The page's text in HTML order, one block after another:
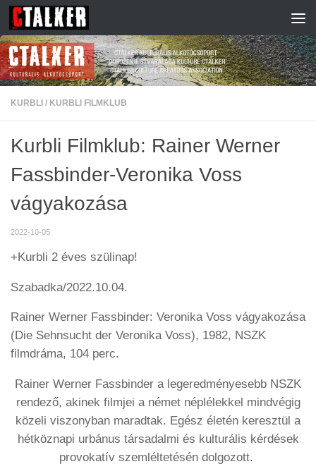
Skip to content
KURBLI / KURBLI FILMKLUB
Kurbli Filmklub: Rainer Werner
Fassbinder-Veronika Voss
vágyakozása
2022-10-05
+Kurbli 2 éves szülinap!
Szabadka/2022.10.04.
Rainer Werner Fassbinder: Veronika Voss vágyakozása
(Die Sehnsucht der Veronika Voss), 1982, NSZK
filmdráma, 104 perc.
Rainer Werner Fassbinder a legeredményesebb NSZK
rendező, akinek filmjei a német néplélekkel mindvégig
közeli viszonyban maradtak. Egész életén keresztül a
hétköznapi urbánus társadalmi és kulturális kérdések
provokatív szemléltetésén dolgozott.